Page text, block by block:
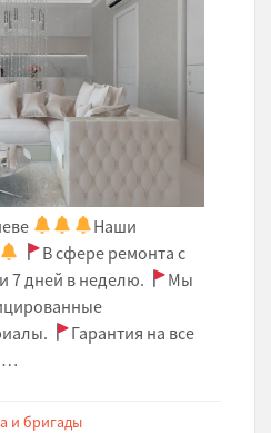
Наши
В сфере ремонта с
7 дней в неделю.
Мы
Гарантия на все
…
и бригады